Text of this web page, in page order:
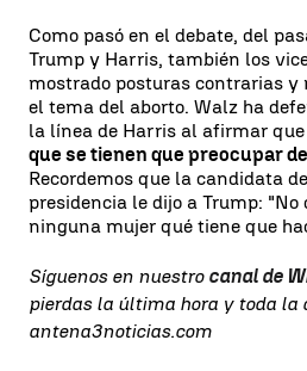
Como pasó en el debate, del
Trump y Harris, también los
mostrado posturas contrarias
el tema del aborto. Walz ha
la línea de Harris al afirmar que
que se tienen que preocupar
Recordemos que la candidata
presidencia le dijo a Trump: "No
ninguna mujer qué tiene que
Síguenos en nuestro canal de
pierdas la última hora y toda la
antena3noticias.com